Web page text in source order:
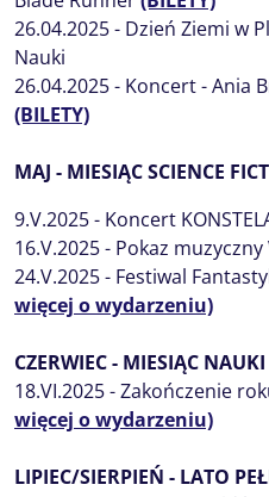
26.04.2025 - Dzień Ziemi w
Nauki
26.04.2025 - Koncert - Ania
(BILETY)
MAJ - MIESIĄC SCIENCE
9.V.2025 - Koncert
16.V.2025 - Pokaz
24.V.2025 - Festiwal
więcej o wydarzeniu)
CZERWIEC - MIESIĄC NAUKI
18.VI.2025 - Zakończenie
więcej o wydarzeniu)
LIPIEC/SIERPIEŃ - LATO